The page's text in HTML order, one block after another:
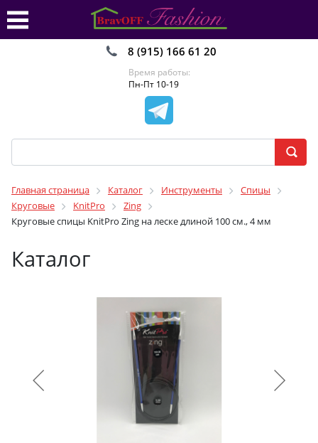
8 (915) 166 61 20
Время работы:
Пн-Пт 10-19
Главная страница Каталог Инструменты
Спицы
Круговые
KnitPro
Zing
Круговые спицы KnitPro Zing на леске длиной 100 см., 4 мм
Каталог